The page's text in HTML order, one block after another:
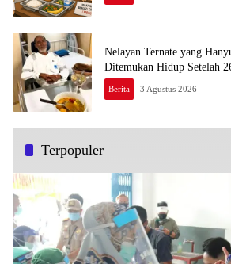
Nelayan Ternate yang
Ditemukan Hidup Setelah
Berita 3 Agustus 2026
Terpopuler